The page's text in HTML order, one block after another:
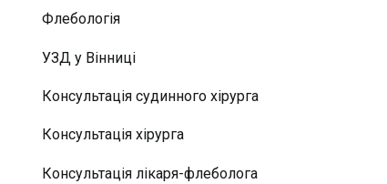
Флебологія
УЗД у Вінниці
Консультація судинного хірурга
Консультація хірурга
Консультація лікаря-флеболога